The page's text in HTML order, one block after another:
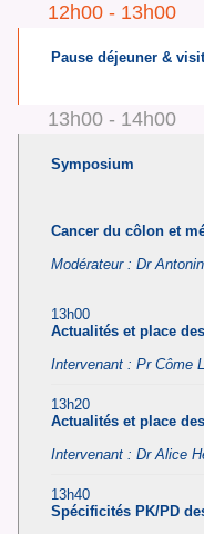
12h00 - 13h00
Pause déjeuner &
13h00 - 14h00
Symposium
Cancer du côlon et
Modérateur :Dr
13h00
Actualités et place
Intervenant :Pr Côme
13h20
Actualités et place
Intervenant : Dr Alice
13h40
Spécificités PK/PD